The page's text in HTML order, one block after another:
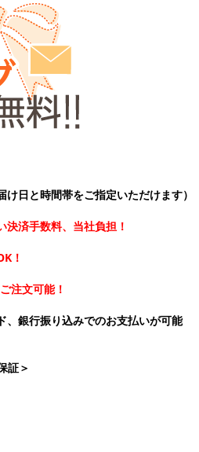
け日と時間帯をご指定いただけます）
済手数料、当社負担！
！
注文可能！
銀行振り込みでのお支払いが可能
証＞